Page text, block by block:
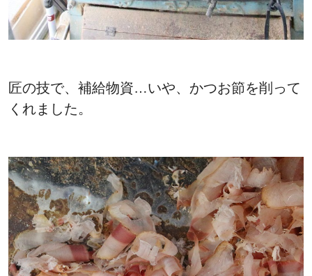
匠の技で、補給物資…いや、かつお節を削って
くれました。